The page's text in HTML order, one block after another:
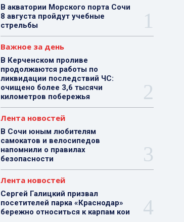
В акватории Морского порта Сочи
8 августа пройдут учебные
стрельбы
Важное за день
В Керченском проливе
продолжаются работы по
ликвидации последствий ЧС:
очищено более 3,6 тысячи
километров побережья
Лента новостей
В Сочи юным любителям
самокатов и велосипедов
напомнили о правилах
безопасности
Лента новостей
Сергей Галицкий призвал
посетителей парка «Краснодар»
бережно относиться к карпам кои